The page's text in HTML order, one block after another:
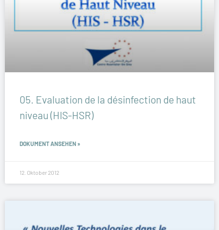
05. Evaluation de la désinfection de haut
niveau (HIS-HSR)
DOKUMENT ANSEHEN »
12. Oktober 2012